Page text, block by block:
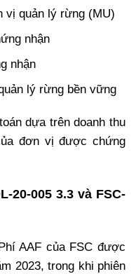
vị quản lý rừng (MU)
nhận
nhận
lý rừng bền vững
dựa trên doanh thu
đơn vị được chứng
20-005 3.3 và FSC-
AAF của FSC được
2023, trong khi phiên